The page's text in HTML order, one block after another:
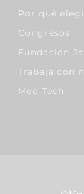
Por qué
Congresos
Fundación
Trabaja con
Med Tech